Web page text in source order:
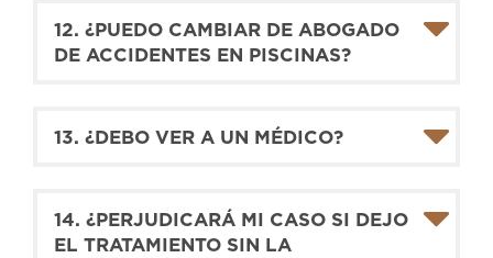
12. ¿PUEDO CAMBIAR DE ABOGADO
DE ACCIDENTES EN PISCINAS?
13. ¿DEBO VER A UN MÉDICO?
14. ¿PERJUDICARÁ MI CASO SI DEJO
EL TRATAMIENTO SIN LA